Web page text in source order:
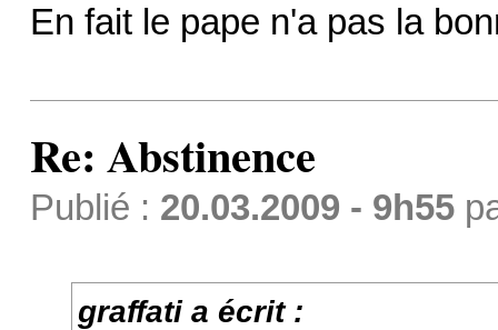
En fait le pape n'a pas la
Re: Abstinence
Publié : 20.03.2009 - 9h55
graffati a écrit :